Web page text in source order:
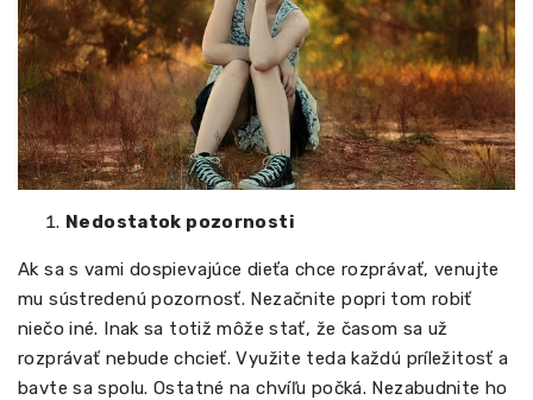
Nedostatok pozornosti
Ak sa s vami dospievajúce dieťa chce rozprávať, venujte
mu sústredenú pozornosť. Nezačnite popri tom robiť
niečo iné. Inak sa totiž môže stať, že časom sa už
rozprávať nebude chcieť. Využite teda každú príležitosť a
bavte sa spolu. Ostatné na chvíľu počká. Nezabudnite ho